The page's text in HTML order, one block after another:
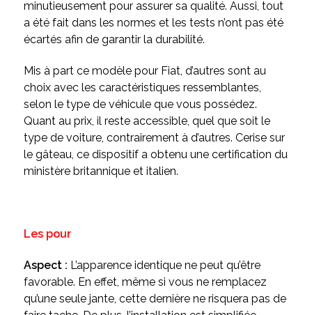
minutieusement pour assurer sa qualité. Aussi, tout
a été fait dans les normes et les tests n’ont pas été
écartés afin de garantir la durabilité.
Mis à part ce modèle pour Fiat, d’autres sont au
choix avec les caractéristiques ressemblantes,
selon le type de véhicule que vous possédez.
Quant au prix, il reste accessible, quel que soit le
type de voiture, contrairement à d’autres. Cerise sur
le gâteau, ce dispositif a obtenu une certification du
ministère britannique et italien.
Les pour
Aspect : L’apparence identique ne peut qu’être
favorable. En effet, même si vous ne remplacez
qu’une seule jante, cette dernière ne risquera pas de